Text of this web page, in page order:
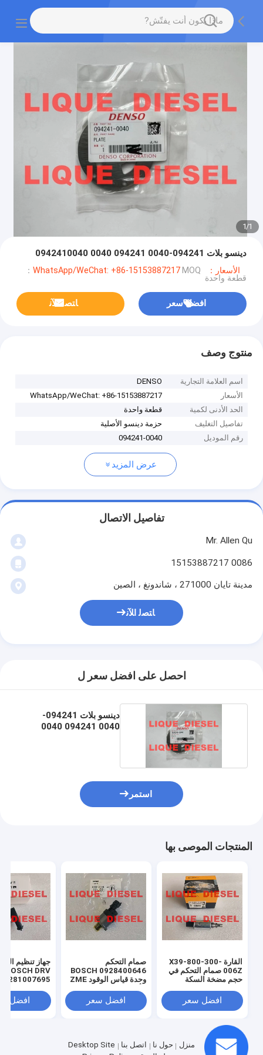
1
/
1
دينسو بلات 094241-0040 094241 0040 0942410040
الأسعار：WhatsApp/WeChat: +86-15153887217 MOQ：
قطعة واحدة
افضل سعر ﺎﺘﺼﻟ ﺍﻶﻧ
منتوج وصف
اسم العلامة التجارية
DENSO
الأسعار
WhatsApp/WeChat: +86-15153887217
الحد الأدنى لكمية
قطعة واحدة
تفاصيل التغليف
حزمة دينسو الأصلية
رقم الموديل
094241-0040
عرض المزيد
تفاصيل الاتصال
Mr. Allen Qu
0086 15153887217
مدينة تايان 271000 ، شاندونغ ، الصين
ﺎﺘﺼﻟ ﺍﻶﻧ
احصل على افضل سعر ل
دينسو بلات 094241-
0040 094241 0040
استمر
المنتجات الموصى بها
القارة X39-800-300-
006Z صمام التحكم في
حجم مضخة السكة
X39800300006Z
افضل سعر
صمام التحكم
0928400646 BOSCH
وحدة قياس الوقود ZME
928400646افضل سعر
جهاز تنظيم
BOSCH DRV
USK/30S
افضل
منزل حول نا اتصل بنا
Desktop Site